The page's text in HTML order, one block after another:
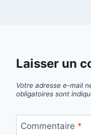
Laisser un
Votre adresse e-mail
obligatoires sont
Commentaire *